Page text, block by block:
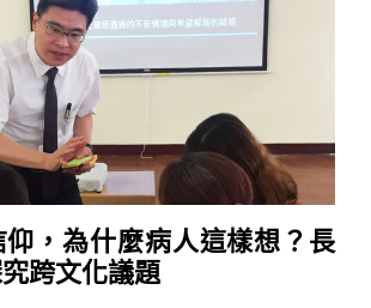
，為什麼病人這樣想？長
跨文化議題